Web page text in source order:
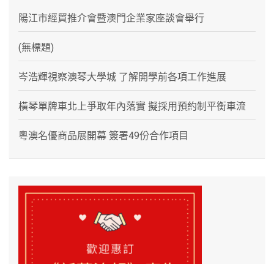
陽江市經貿推介會暨澳門企業家座談會舉行
(無標題)
岑浩輝視察澳琴大學城 了解開學前各項工作進展
橫琴單牌車北上爭取年內落實 擬採用預約制平衡車流
粵澳名優商品展開幕 簽署49份合作項目